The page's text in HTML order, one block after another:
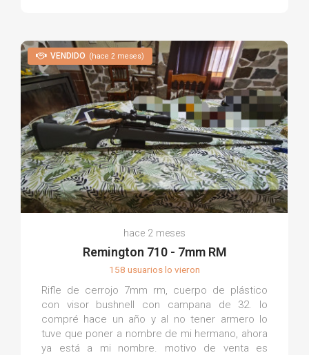
VENDIDO (hace 2 meses)
hace 2 meses
Remington 710 - 7mm RM
158 usuarios lo vieron
Rifle de cerrojo 7mm rm, cuerpo de plástico
con visor bushnell con campana de 32. lo
compré hace un año y al no tener armero lo
tuve que poner a nombre de mi hermano, ahora
ya está a mi nombre. motivo de venta es